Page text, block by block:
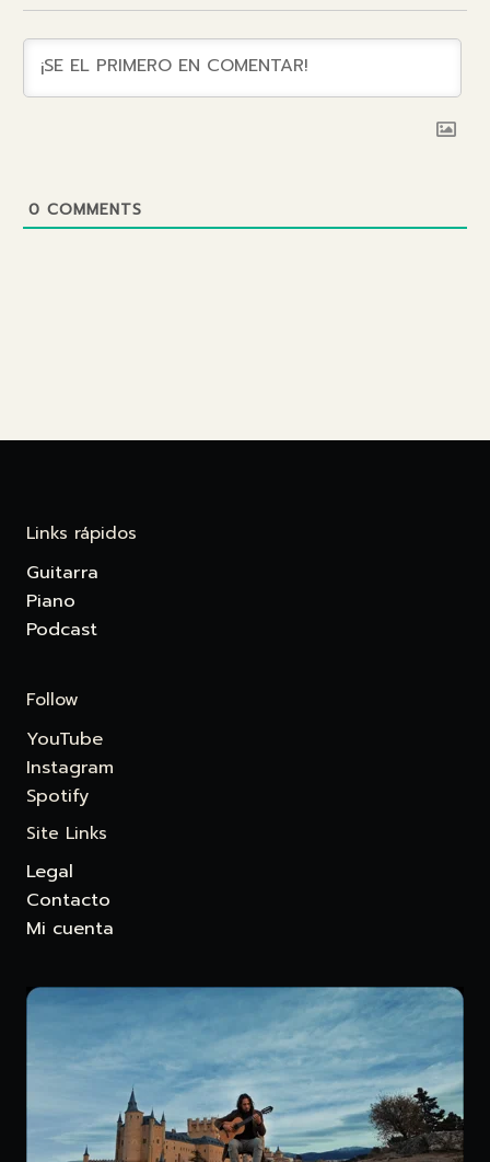
0 COMMENTS
Links rápidos
Guitarra
Piano
Podcast
Follow
YouTube
Instagram
Spotify
Site Links
Legal
Contacto
Mi cuenta